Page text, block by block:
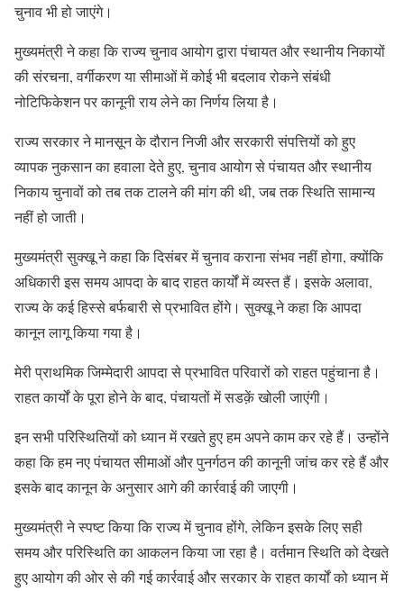
चुनाव भी हो जाएंगे।
मुख्यमंत्री ने कहा कि राज्य चुनाव आयोग द्वारा पंचायत और स्थानीय निकायों
की संरचना, वर्गीकरण या सीमाओं में कोई भी बदलाव रोकने संबंधी
नोटिफिकेशन पर कानूनी राय लेने का निर्णय लिया है।
राज्य सरकार ने मानसून के दौरान निजी और सरकारी संपत्तियों को हुए
व्यापक नुकसान का हवाला देते हुए, चुनाव आयोग से पंचायत और स्थानीय
निकाय चुनावों को तब तक टालने की मांग की थी, जब तक स्थिति सामान्य
नहीं हो जाती।
मुख्यमंत्री सुक्खू ने कहा कि दिसंबर में चुनाव कराना संभव नहीं होगा, क्योंकि
अधिकारी इस समय आपदा के बाद राहत कार्यों में व्यस्त हैं। इसके अलावा,
राज्य के कई हिस्से बर्फबारी से प्रभावित होंगे। सुक्खू ने कहा कि आपदा
कानून लागू किया गया है।
मेरी प्राथमिक जिम्मेदारी आपदा से प्रभावित परिवारों को राहत पहुंचाना है।
राहत कार्यों के पूरा होने के बाद, पंचायतों में सडक़ें खोली जाएंगी।
इन सभी परिस्थितियों को ध्यान में रखते हुए हम अपने काम कर रहे हैं। उन्होंने
कहा कि हम नए पंचायत सीमाओं और पुनर्गठन की कानूनी जांच कर रहे हैं और
इसके बाद कानून के अनुसार आगे की कार्रवाई की जाएगी।
मुख्यमंत्री ने स्पष्ट किया कि राज्य में चुनाव होंगे, लेकिन इसके लिए सही
समय और परिस्थिति का आकलन किया जा रहा है। वर्तमान स्थिति को देखते
हुए आयोग की ओर से की गई कार्रवाई और सरकार के राहत कार्यों को ध्यान में